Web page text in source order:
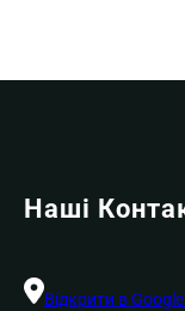
Наші
Відкрити в